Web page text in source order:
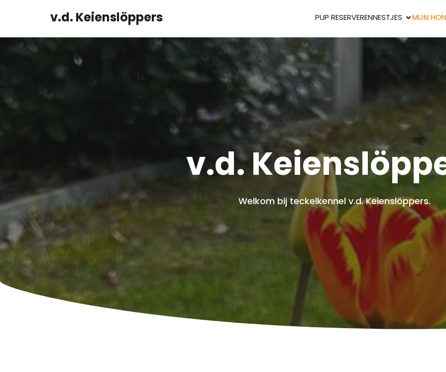
v.d. Keienslöppers PUP RESERVERENNESTJES MIJN
v.d.
Welkom bij teckelkennel v.d. Keienslöppers.